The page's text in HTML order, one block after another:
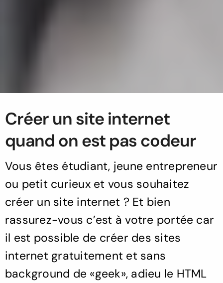
Créer un site internet
quand on est pas codeur
Vous êtes étudiant, jeune entrepreneur
ou petit curieux et vous souhaitez
créer un site internet ? Et bien
rassurez-vous c’est à votre portée car
il est possible de créer des sites
internet gratuitement et sans
background de «geek», adieu le HTML